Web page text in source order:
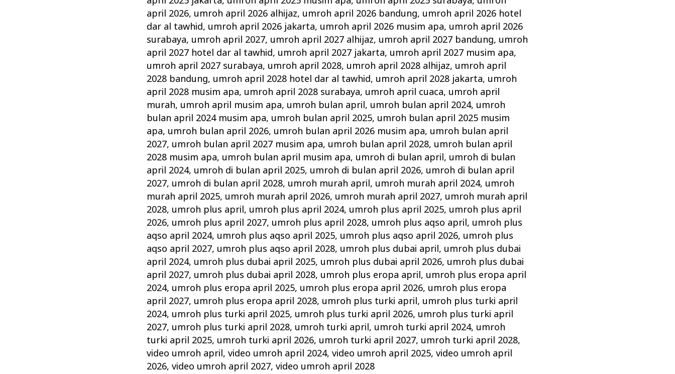
april 2026, umroh april 2026 alhijaz, umroh april 2026 bandung, umroh april 2026 hotel
dar al tawhid, umroh april 2026 jakarta, umroh april 2026 musim apa, umroh april 2026
surabaya, umroh april 2027, umroh april 2027 alhijaz, umroh april 2027 bandung, umroh
april 2027 hotel dar al tawhid, umroh april 2027 jakarta, umroh april 2027 musim apa,
umroh april 2027 surabaya, umroh april 2028, umroh april 2028 alhijaz, umroh april
2028 bandung, umroh april 2028 hotel dar al tawhid, umroh april 2028 jakarta, umroh
april 2028 musim apa, umroh april 2028 surabaya, umroh april cuaca, umroh april
murah, umroh april musim apa, umroh bulan april, umroh bulan april 2024, umroh
bulan april 2024 musim apa, umroh bulan april 2025, umroh bulan april 2025 musim
apa, umroh bulan april 2026, umroh bulan april 2026 musim apa, umroh bulan april
2027, umroh bulan april 2027 musim apa, umroh bulan april 2028, umroh bulan april
2028 musim apa, umroh bulan april musim apa, umroh di bulan april, umroh di bulan
april 2024, umroh di bulan april 2025, umroh di bulan april 2026, umroh di bulan april
2027, umroh di bulan april 2028, umroh murah april, umroh murah april 2024, umroh
murah april 2025, umroh murah april 2026, umroh murah april 2027, umroh murah april
2028, umroh plus april, umroh plus april 2024, umroh plus april 2025, umroh plus april
2026, umroh plus april 2027, umroh plus april 2028, umroh plus aqso april, umroh plus
aqso april 2024, umroh plus aqso april 2025, umroh plus aqso april 2026, umroh plus
aqso april 2027, umroh plus aqso april 2028, umroh plus dubai april, umroh plus dubai
april 2024, umroh plus dubai april 2025, umroh plus dubai april 2026, umroh plus dubai
april 2027, umroh plus dubai april 2028, umroh plus eropa april, umroh plus eropa april
2024, umroh plus eropa april 2025, umroh plus eropa april 2026, umroh plus eropa
april 2027, umroh plus eropa april 2028, umroh plus turki april, umroh plus turki april
2024, umroh plus turki april 2025, umroh plus turki april 2026, umroh plus turki april
2027, umroh plus turki april 2028, umroh turki april, umroh turki april 2024, umroh
turki april 2025, umroh turki april 2026, umroh turki april 2027, umroh turki april 2028,
video umroh april,video umroh april 2024,video umroh april 2025,video umroh april
2026,video umroh april 2027,video umroh april 2028